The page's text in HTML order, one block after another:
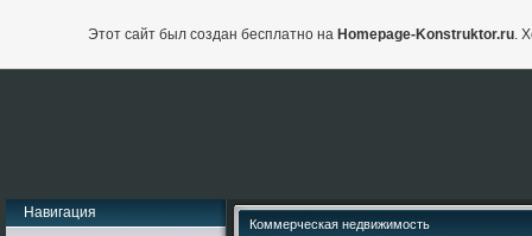
Навигация
Коммерческая недвижимость
Этот сайт был создан бесплатно на Homepage-Konstruktor.ru.